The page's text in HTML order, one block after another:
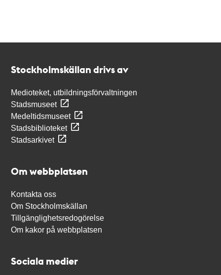
Stockholmskällan drivs av
Medioteket, utbildningsförvaltningen
Stadsmuseet
Medeltidsmuseet
Stadsbiblioteket
Stadsarkivet
Om webbplatsen
Kontakta oss
Om Stockholmskällan
Tillgänglighetsredogörelse
Om kakor på webbplatsen
Sociala medier